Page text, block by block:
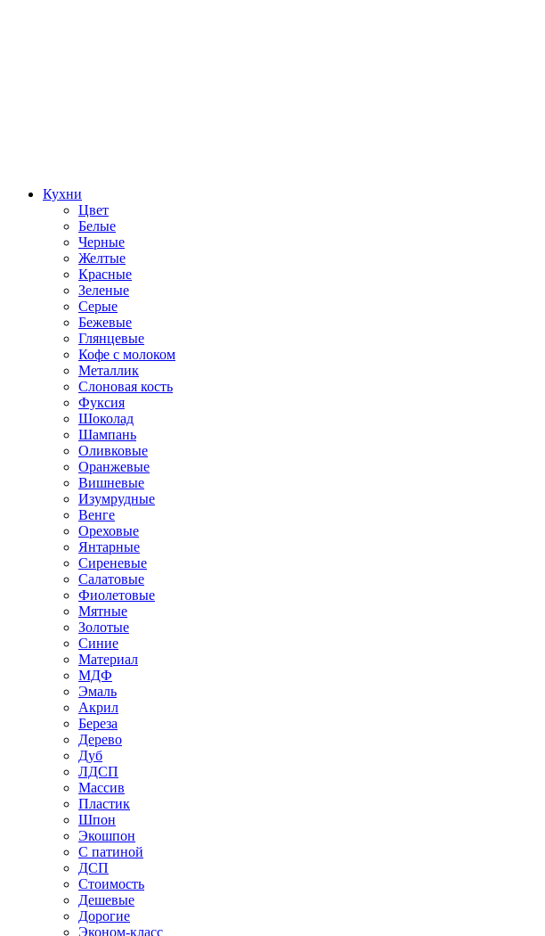
Кухни
Цвет
Белые
Черные
Желтые
Красные
Зеленые
Серые
Бежевые
Глянцевые
Кофе с молоком
Металлик
Слоновая кость
Фуксия
Шоколад
Шампань
Оливковые
Оранжевые
Вишневые
Изумрудные
Венге
Ореховые
Янтарные
Сиреневые
Салатовые
Фиолетовые
Мятные
Золотые
Синие
Материал
МДФ
Эмаль
Акрил
Береза
Дерево
Дуб
ЛДСП
Массив
Пластик
Шпон
Экошпон
С патиной
ДСП
Стоимость
Дешевые
Дорогие
Эконом-класс